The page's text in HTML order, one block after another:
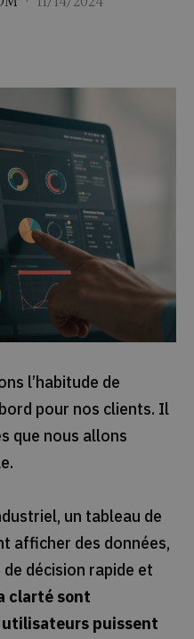
l’habitude de
pour nos clients. Il
que nous allons
un tableau de
afficher des données,
décision rapide et
clarté sont
utilisateurs puissent